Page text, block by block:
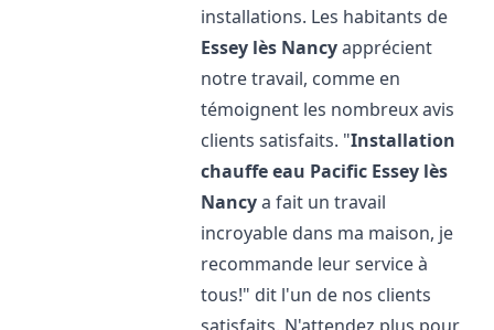
installations. Les habitants de
Essey lès Nancyapprécient
notre travail, comme en
témoignent les nombreux avis
clients satisfaits. "Installation
chauffe eau Pacific Essey lès
Nancya fait un travail
incroyable dans ma maison, je
recommande leur service à
tous!" dit l'un de nos clients